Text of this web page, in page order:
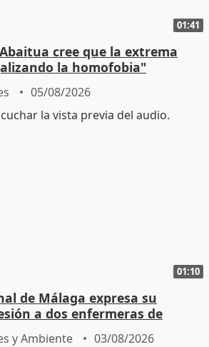
01:41
cree que la extrema
la homofobia"
05/08/2026
01:10
de Málaga expresa su
a dos enfermeras de
y Ambiente 03/08/2026